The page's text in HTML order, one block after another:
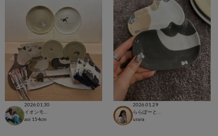
2026.01.30
aoi 154cm
2026.01.29
urara